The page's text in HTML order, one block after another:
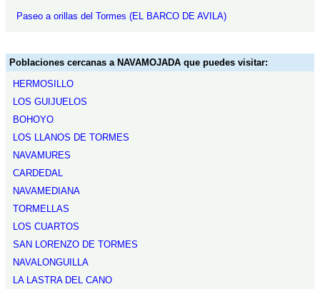
Paseo a orillas del Tormes (EL BARCO DE AVILA)
Poblaciones cercanas a NAVAMOJADA que puedes visitar:
HERMOSILLO
LOS GUIJUELOS
BOHOYO
LOS LLANOS DE TORMES
NAVAMURES
CARDEDAL
NAVAMEDIANA
TORMELLAS
LOS CUARTOS
SAN LORENZO DE TORMES
NAVALONGUILLA
LA LASTRA DEL CANO